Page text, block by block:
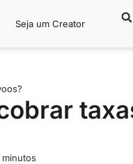
Seja um Creator
minutos